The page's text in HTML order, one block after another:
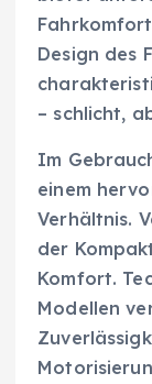
Design des
– schlicht,
Im
einem
Verhältnis.
der
Komfort.
Modellen